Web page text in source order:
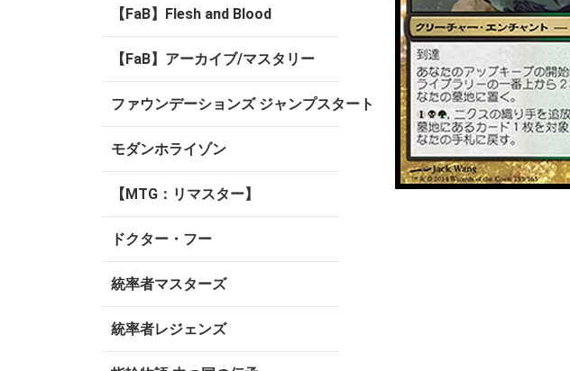
【FaB】Flesh and Blood
【FaB】アーカイブ/マスタリー
ファウンデーションズ ジャンプスタート
モダンホライゾン
【MTG：リマスター】
ドクター・フー
統率者マスターズ
統率者レジェンズ